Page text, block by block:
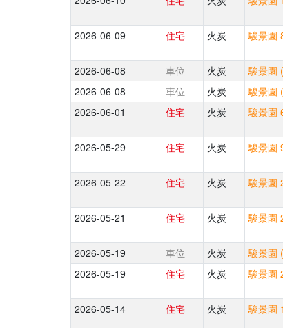
2026-06-09 住宅 火炭 駿景園
2026-06-08 車位 火炭 駿景園
2026-06-08
車位 火炭 駿景園
2026-06-01
住宅 火炭 駿景園
2026-05-29 住宅 火炭 駿景園
2026-05-22 住宅 火炭 駿景園
2026-05-21 住宅 火炭 駿景園
2026-05-19 車位 火炭 駿景園
2026-05-19
住宅 火炭 駿景園
2026-05-14 住宅 火炭 駿景園